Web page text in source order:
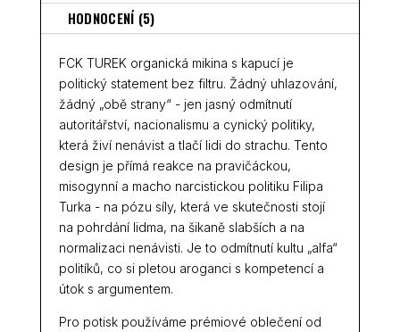
HODNOCENÍ (5)
FCK TUREK organická mikina s kapucí je
politický statement bez filtru. Žádný uhlazování,
žádný „obě strany“ - jen jasný odmítnutí
autoritářství, nacionalismu a cynický politiky,
která živí nenávist a tlačí lidi do strachu. Tento
design je přímá reakce na pravičáckou,
misogynní a macho narcistickou politiku Filipa
Turka - na pózu síly, která ve skutečnosti stojí
na pohrdání lidma, na šikaně slabších a na
normalizaci nenávisti. Je to odmítnutí kultu „alfa“
politíků, co si pletou aroganci s kompetencí a
útok s argumentem.
Pro potisk používáme prémiové oblečení od